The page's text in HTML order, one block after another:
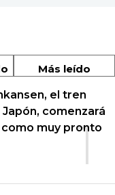
Más leído
1
el tren
Japón, comenzará
muy pronto